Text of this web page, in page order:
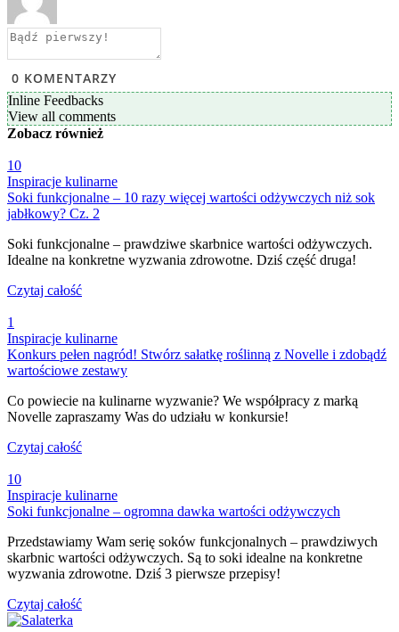
0 KOMENTARZY
Inline Feedbacks
View all comments
Zobacz również
10
Inspiracje kulinarne
Soki funkcjonalne – 10 razy więcej wartości odżywczych niż sok
jabłkowy? Cz. 2
Soki funkcjonalne – prawdziwe skarbnice wartości odżywczych.
Idealne na konkretne wyzwania zdrowotne. Dziś część druga!
Czytaj całość
1
Inspiracje kulinarne
Konkurs pełen nagród! Stwórz sałatkę roślinną z Novelle i zdobądź
wartościowe zestawy
Co powiecie na kulinarne wyzwanie? We współpracy z marką
Novelle zapraszamy Was do udziału w konkursie!
Czytaj całość
10
Inspiracje kulinarne
Soki funkcjonalne – ogromna dawka wartości odżywczych
Przedstawiamy Wam serię soków funkcjonalnych – prawdziwych
skarbnic wartości odżywczych. Są to soki idealne na konkretne
wyzwania zdrowotne. Dziś 3 pierwsze przepisy!
Czytaj całość